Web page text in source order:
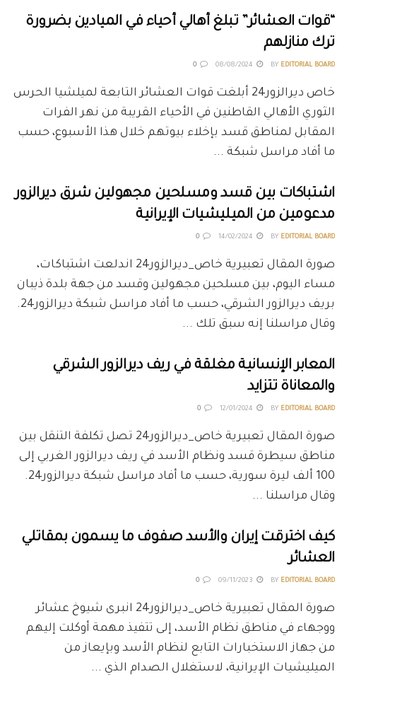
“قوات العشائر” تبلغ أهالي أحياء في الميادين بضرورة
ترك منازلهم
BY EDITORIAL BOARD
0
خاص ديرالزور24 أبلغت قوات العشائر التابعة لميلشيا الحرس
الثوري الأهالي القاطنين في الأحياء القريبة من نهر الفرات
المقابل لمناطق قسد بإخلاء بيوتهم خلال هذا الأسبوع، حسب
ما أفاد مراسل شبكة ...
اشتباكات بين قسد ومسلحين مجهولين شرق ديرالزور
مدعومين من الميليشيات الإيرانية
BY EDITORIAL BOARD
0
صورة المقال تعبيرية خاص_ديرالزور24 اندلعت اشتباكات،
مساء اليوم، بين مسلحين مجهولين وقسد من جهة بلدة ذيبان
بريف ديرالزور الشرقي، حسب ما أفاد مراسل شبكة ديرالزور24.
وقال مراسلنا إنه سبق تلك ...
المعابر الإنسانية مغلقة في ريف ديرالزور الشرقي
والمعاناة تتزايد
BY EDITORIAL BOARD
0
صورة المقال تعبيرية خاص_ديرالزور24 تصل تكلفة التنقل بين
مناطق سيطرة قسد ونظام الأسد في ريف ديرالزور الغربي إلى
100 ألف ليرة سورية، حسب ما أفاد مراسل شبكة ديرالزور24.
وقال مراسلنا ...
كيف اخترقت إيران والأسد صفوف ما يسمون بمقاتلي
العشائر
BY EDITORIAL BOARD
0
صورة المقال تعبيرية خاص_ديرالزور24 انبرى شيوخ عشائر
ووجهاء في مناطق نظام الأسد، إلى تتفيذ مهمة أوكلت إليهم
من جهاز الاستخبارات التابع لنظام الأسد وبإيعاز من
الميليشيات الإيرانية، لاستغلال الصدام الذي ...